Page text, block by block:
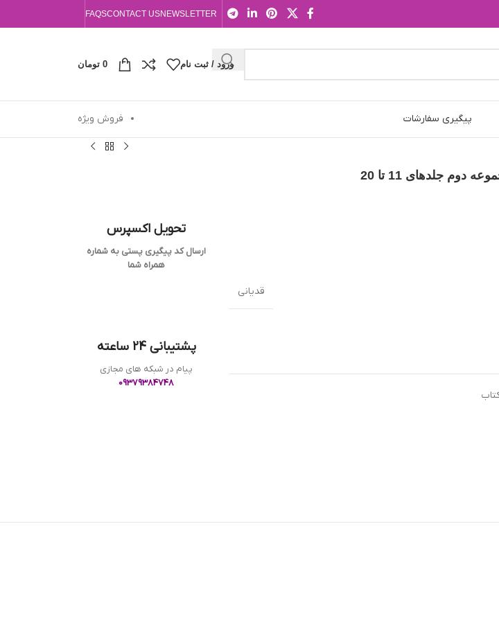
NEWSLETTER
CONTACT US
FAQS
ورود / ثبت نام 0 تومان
پیگیری سفارشات فروش ویژه
جلدهای 11 تا 20
قدیانی
تحویل اکسپرس
ارسال کد پیگیری پستی به شماره
همراه شما
پشتیبانی 24 ساعته
پیام در شبکه های مجازی
09379384748